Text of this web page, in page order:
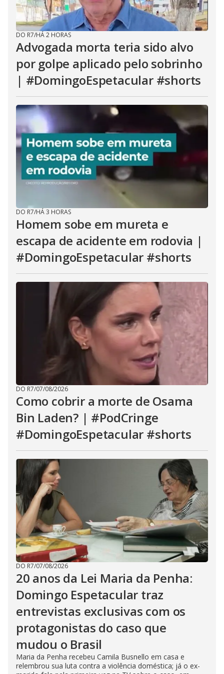
DO R7/HÁ 2 HORAS
Advogada morta teria sido alvo
por golpe aplicado pelo sobrinho
| #DomingoEspetacular #shorts
DO R7/HÁ 3 HORAS
Homem sobe em mureta e
escapa de acidente em rodovia |
#DomingoEspetacular #shorts
DO R7/07/08/2026
Como cobrir a morte de Osama
Bin Laden? | #PodCringe
#DomingoEspetacular #shorts
DO R7/07/08/2026
20 anos da Lei Maria da Penha:
Domingo Espetacular traz
entrevistas exclusivas com os
protagonistas do caso que
mudou o Brasil
Maria da Penha recebeu Camila Busnello em casa e
relembrou sua luta contra a violência doméstica; já o ex-